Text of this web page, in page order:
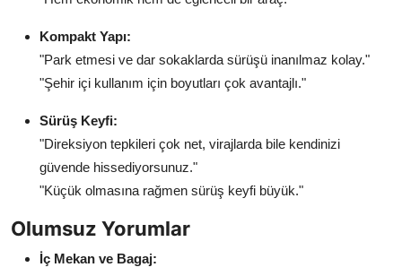
Kompakt Yapı:
"Park etmesi ve dar sokaklarda sürüşü inanılmaz kolay."
"Şehir içi kullanım için boyutları çok avantajlı."
Sürüş Keyfi:
"Direksiyon tepkileri çok net, virajlarda bile kendinizi
güvende hissediyorsunuz."
"Küçük olmasına rağmen sürüş keyfi büyük."
Olumsuz Yorumlar
İç Mekan ve Bagaj: